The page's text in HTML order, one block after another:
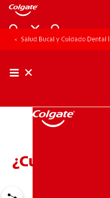
Salud Bucal y Cuidado Dental
¿Cuántos